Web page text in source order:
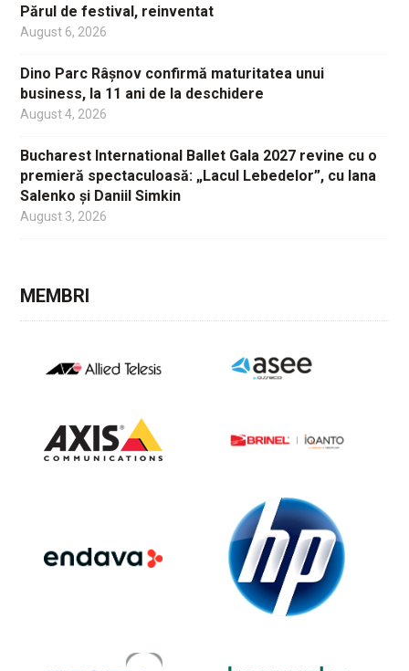
Părul de festival, reinventat
August 6, 2026
Dino Parc Râșnov confirmă maturitatea unui
business, la 11 ani de la deschidere
August 4, 2026
Bucharest International Ballet Gala 2027 revine cu o
premieră spectaculoasă: „Lacul Lebedelor”, cu Iana
Salenko și Daniil Simkin
August 3, 2026
MEMBRI